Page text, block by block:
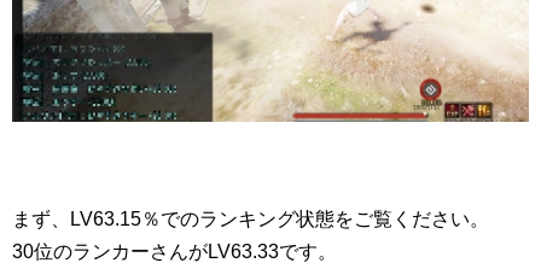
まず、LV63.15％でのランキング状態をご覧ください。
30位のランカーさんがLV63.33です。